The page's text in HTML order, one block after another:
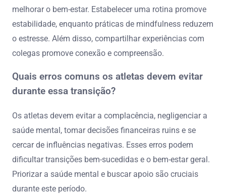
melhorar o bem-estar. Estabelecer uma rotina promove
estabilidade, enquanto práticas de mindfulness reduzem
o estresse. Além disso, compartilhar experiências com
colegas promove conexão e compreensão.
Quais erros comuns os atletas devem evitar
durante essa transição?
Os atletas devem evitar a complacência, negligenciar a
saúde mental, tomar decisões financeiras ruins e se
cercar de influências negativas. Esses erros podem
dificultar transições bem-sucedidas e o bem-estar geral.
Priorizar a saúde mental e buscar apoio são cruciais
durante este período.